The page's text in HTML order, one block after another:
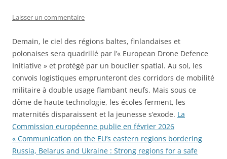
Laisser un commentaire
Demain, le ciel des régions baltes, finlandaises et
polonaises sera quadrillé par l’« European Drone Defence
Initiative » et protégé par un bouclier spatial. Au sol, les
convois logistiques emprunteront des corridors de mobilité
militaire à double usage flambant neufs. Mais sous ce
dôme de haute technologie, les écoles ferment, les
maternités disparaissent et la jeunesse s’exode. La
Commission européenne publie en février 2026
« Communication on the EU’s eastern regions bordering
Russia, Belarus and Ukraine : Strong regions for a safe